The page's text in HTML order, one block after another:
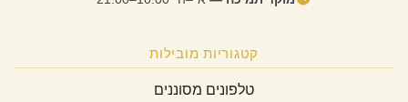
קטגוריות מובילות
טלפונים מסוננים